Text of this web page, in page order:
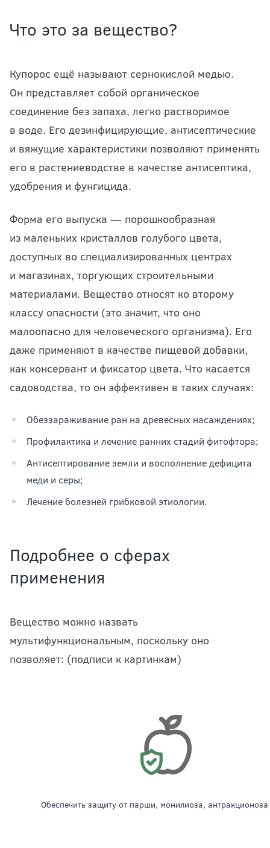
Что это за вещество?
Купорос ещё называют сернокислой медью.
Он представляет собой органическое
соединение без запаха, легко растворимое
в воде. Его дезинфицирующие, антисептические
и вяжущие характеристики позволяют применять
его в растениеводстве в качестве антисептика,
удобрения и фунгицида.
Форма его выпуска — порошкообразная
из маленьких кристаллов голубого цвета,
доступных во специализированных центрах
и магазинах, торгующих строительными
материалами. Вещество относят ко второму
классу опасности (это значит, что оно
малоопасно для человеческого организма). Его
даже применяют в качестве пищевой добавки,
как консервант и фиксатор цвета. Что касается
садоводства, то он эффективен в таких случаях:
Обеззараживание ран на древесных насаждениях;
Профилактика и лечение ранних стадий фитофтора;
Антисептирование земли и восполнение дефицита
меди и серы;
Лечение болезней грибковой этиологии.
Подробнее о сферах
применения
Вещество можно назвать
мультифункциональным, поскольку оно
позволяет: (подписи к картинкам)
обеспечить защиту от парши, монилиоза, антракционоза